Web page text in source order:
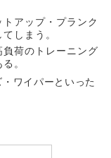
アップ・プランク
しまう。
負荷のトレーニング
。
ワイパーといった